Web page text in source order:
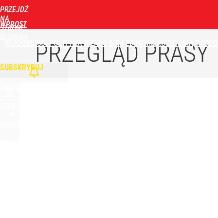
PRZEJDŹ
NA
STRONĘ
WPROST
WIADOMOŚCI POLITYKA BIZNES DOM ZDROWIE ROZRYWKA
SUBSKRYBUJ
Opus Dei reaguje ws. sensacyjnego tropu
dodaj
PRZEGLĄD PRASY